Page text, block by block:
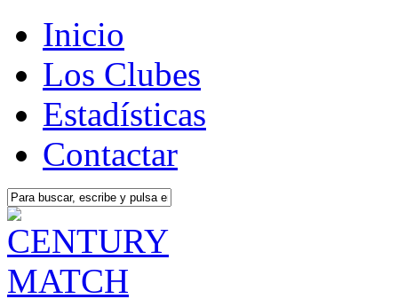
Inicio
Los Clubes
Estadísticas
Contactar